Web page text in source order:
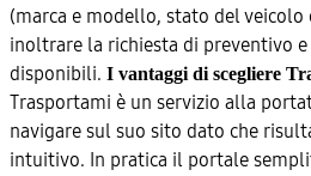
(marca e modello, stato del veicolo
inoltrare la richiesta di preventivo
disponibili. I vantaggi di scegliere
Trasportami è un servizio alla
navigare sul suo sito dato che
intuitivo. In pratica il portale